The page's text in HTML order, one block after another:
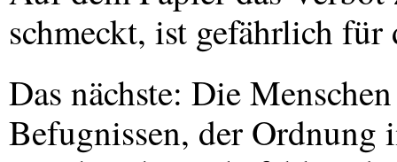
schmeckt, ist gefährlich
Das nächste: Die
Befugnissen, der